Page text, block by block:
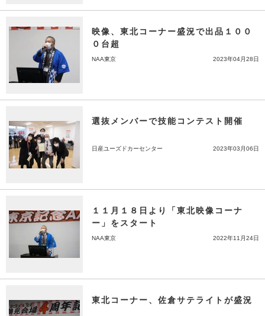
映像、東北コーナー盛況で出品１００
０台超
NAA東京 2023年04月28日
選抜メンバーで技能コンテスト開催
日産ユーズドカーセンター 2023年03月06日
１１月１８日より「東北映像コーナ
ー」をスタート
NAA東京 2022年11月24日
東北コーナー、佐倉サテライトが盛況